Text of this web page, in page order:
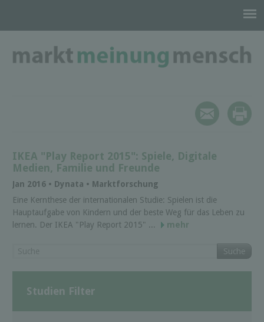
IKEA "Play Report 2015": Spiele, Digitale
Medien, Familie und Freunde
Jan 2016 • Dynata • Marktforschung
Eine Kernthese der internationalen Studie: Spielen ist die
Hauptaufgabe von Kindern und der beste Weg für das Leben zu
lernen. Der IKEA "Play Report 2015" ...
mehr
Suche
Studien Filter